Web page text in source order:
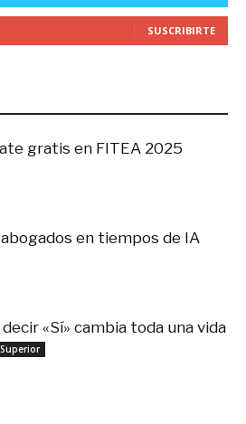
SUSCRIBIRTE
gratis en FITEA 2025
en tiempos de IA
«Sí» cambia toda una vida